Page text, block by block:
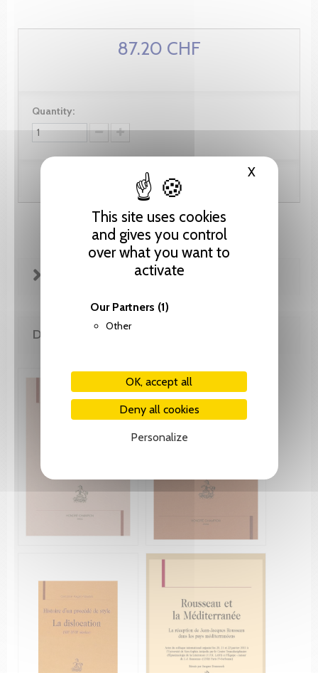
This site uses cookies
and gives you control
over what you want to
activate
Our Partners (1)
Other
OK, accept all
Deny all cookies
Personalize
XHide
87.20 CHF
Quantity:
Add to cart
FICHE TECHNIQUE
DE LA MÊME COLLECTION